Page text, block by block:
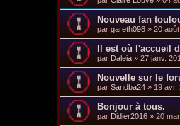
Nouveau fan
par gareth098 » 20
Il est où l'accueil
par Daleia » 27 janv.
Nouvelle sur le
par Sandba24 » 19 avr.
Bonjour à tous.
par Didier2016 » 20